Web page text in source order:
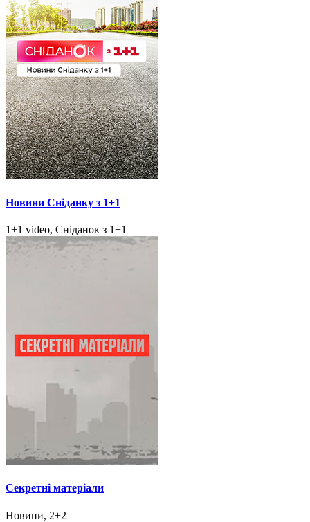
Новини Сніданку з 1+1
1+1 video, Сніданок з 1+1
Секретні матеріали
Новини, 2+2